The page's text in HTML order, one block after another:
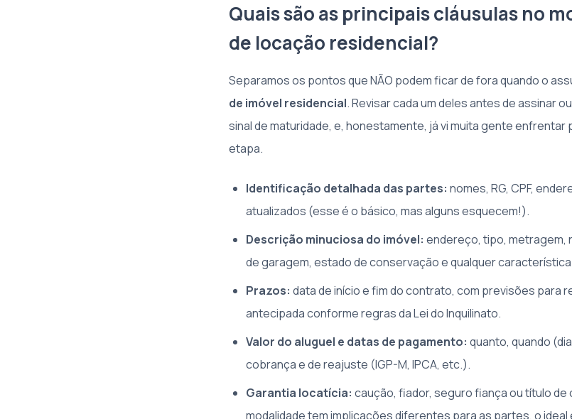
Quais são as principais cláusulas no
de locação residencial?
Separamos os pontos que NÃO podem ficar de fora quando o
de imóvel residencial. Revisar cada um deles antes de assinar
sinal de maturidade, e, honestamente, já vi muita gente
etapa.
Identificação detalhada das partes: nomes, RG, CPF,
atualizados (esse é o básico, mas alguns esquecem!).
Descrição minuciosa do imóvel: endereço, tipo, metragem,
de garagem, estado de conservação e qualquer
Prazos: data de início e fim do contrato, com previsões para
antecipada conforme regras da Lei do Inquilinato.
Valor do aluguel e datas de pagamento: quanto, quando
cobrança e de reajuste (IGP-M, IPCA, etc.).
Garantia locatícia: caução, fiador, seguro fiança ou título de
modalidade tem implicações diferentes para as partes, o